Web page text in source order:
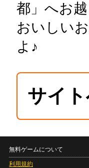
都」へお越
おいしい
よ♪
サイ
無料ゲームについて
利用規約